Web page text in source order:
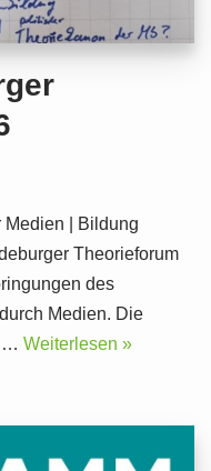
Medien | Bildung
Theorieforum
des
Medien. Die
Weiterlesen »